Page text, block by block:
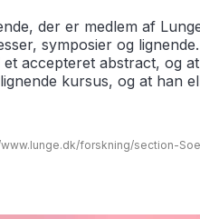
der er medlem af
symposier og
accepteret abstract, og
kursus, og at han
forskning/section-